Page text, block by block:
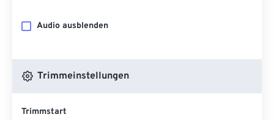
Audio ausblenden
Trimmeinstellungen
Trimmstart